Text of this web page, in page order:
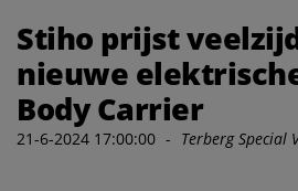
Stiho prijst
nieuwe
Body Carrier
21-6-2024 17:00:00 - Terberg Special